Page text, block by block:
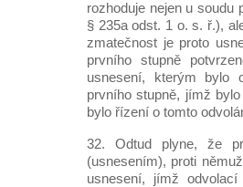
rozhoduje nejen u soudu
§ 235a odst. 1 o. s. ř.),
zmatečnost je proto
prvního stupně
usnesení, kterým bylo
prvního stupně, jímž
bylo řízení o tomto
32. Odtud plyne, že
(usnesením), proti
usnesení, jímž